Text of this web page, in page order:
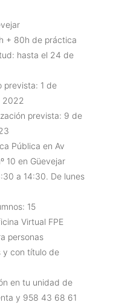
+ 80h de práctica
hasta el 24 de
prevista: 1 de
2022
prevista: 9 de
Pública en Av
10 en Güevejar
a 14:30. De lunes
15
Virtual FPE
personas
y con título de
en tu unidad de
y 958 43 68 61